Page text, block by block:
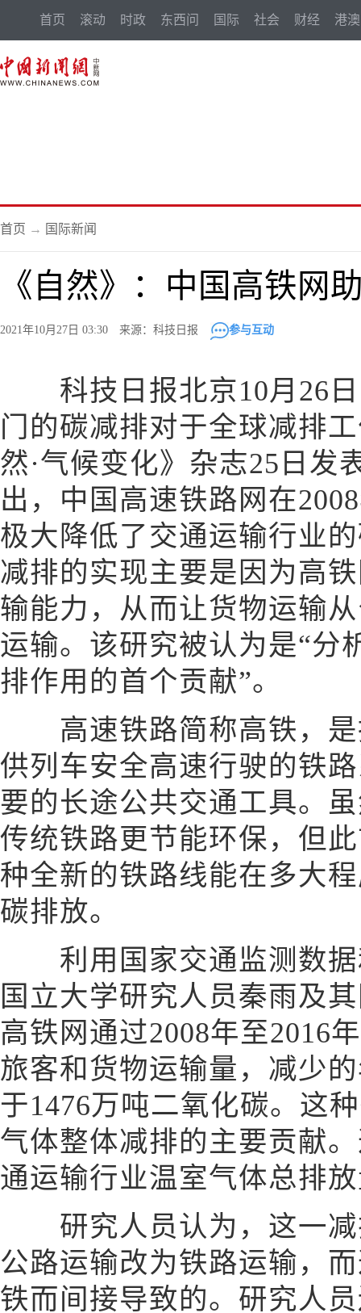
首页 滚动 时政 东西问 国际 社会 财经 港澳
首页 → 国际新闻
《自然》：中国高铁网
2021年10月27日 03:30 来源：科技日报 参与互动
科技日报北京10月26日
门的碳减排对于全球减排
然·气候变化》杂志25日发
出，中国高速铁路网在
极大降低了交通运输行业
减排的实现主要是因为高
输能力，从而让货物运输
运输。该研究被认为是“分
排作用的首个贡献”。
高速铁路简称高铁，是
供列车安全高速行驶的铁
要的长途公共交通工具。
传统铁路更节能环保，但
种全新的铁路线能在多大
碳排放。
利用国家交通监测数据
国立大学研究人员秦雨及
高铁网通过2008年至2016
旅客和货物运输量，减少
于1476万吨二氧化碳。这
气体整体减排的主要贡献
通运输行业温室气体总排
研究人员认为，这一减
公路运输改为铁路运输，
铁而间接导致的。研究人